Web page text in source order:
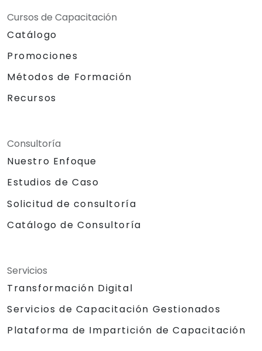
Cursos de Capacitación
Catálogo
Promociones
Métodos de Formación
Recursos
Consultoría
Nuestro Enfoque
Estudios de Caso
Solicitud de consultoría
Catálogo de Consultoría
Servicios
Transformación Digital
Servicios de Capacitación Gestionados
Plataforma de Impartición de Capacitación